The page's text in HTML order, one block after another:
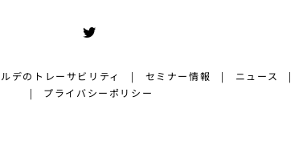
デのトレーサビリティ セミナー情報 ニュース
プライバシーポリシー